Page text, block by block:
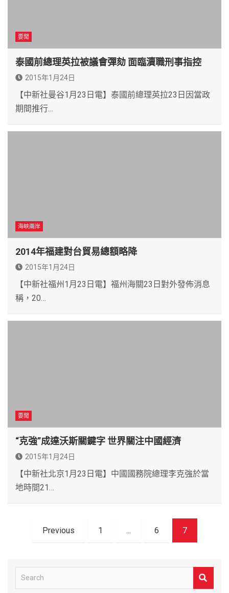
要聞
泰國前總理英拉被議會彈劾 面臨瀆職刑事指控
2015年1月24日
【中新社曼谷1月23日電】泰國前總理英拉23日因當政
期間推行…
海峽兩岸
2014年福建對台貿易總額略降
2015年1月24日
【中新社福州1月23日電】福州海關23日對外發佈消息
稱，20…
要聞
“克強”成達沃斯關鍵字 世界關注中國經濟
2015年1月24日
【中新社北京1月23日電】中國國務院總理李克強於當
地時間21…
Previous 1 ... 6 7
e